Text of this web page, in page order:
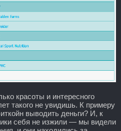
красоты и интересного
такого не увидишь. К примеру
выводить деньги? И, к
себя не изжили — мы видели